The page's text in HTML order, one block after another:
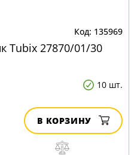
135969
Tubix 27870/01/30
10 шт.
В КОРЗИНУ